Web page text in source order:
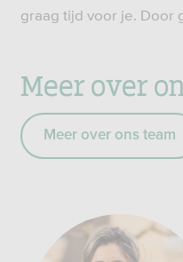
graag tijd voor je. Door
Meer over
Meer over ons team